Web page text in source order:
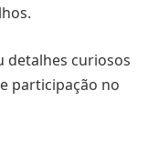
detalhes curiosos
participação no